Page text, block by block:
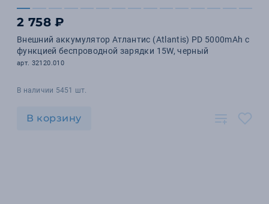
2 758 ₽
Внешний аккумулятор Атлантис (Atlantis) PD 5000mAh с
функцией беспроводной зарядки 15W, черный
арт. 32120.010
В наличии 5451 шт.
В корзину